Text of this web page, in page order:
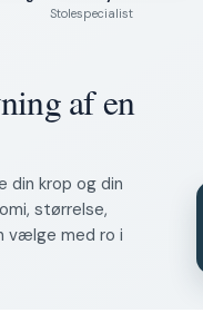
Stolespecialist
af en
din krop og din
størrelse,
vælge med ro i